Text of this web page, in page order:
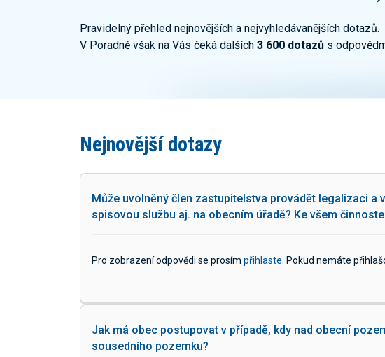
Pravidelný přehled nejnovějších a nejvyhledávanějších dotazů.
V Poradně však na Vás čeká dalších 3 600 dotazů s
Nejnovější dotazy
Může uvolněný člen zastupitelstva provádět legalizaci a
spisovou službu aj. na obecním úřadě? Ke všem
Pro zobrazení odpovědi se prosím přihlaste . Pokud nemáte
Jak má obec postupovat v případě, kdy nad obecní
sousedního pozemku?